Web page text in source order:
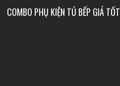
COMBO PHỤ KIỆN TỦ BẾP GIÁ TỐT